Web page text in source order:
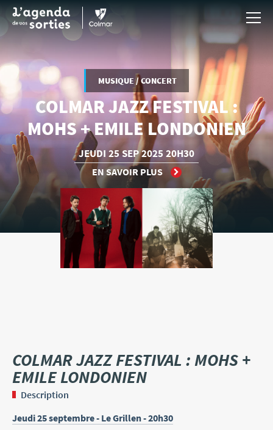
Aller au contenu principal
MUSIQUE / CONCERT
COLMAR JAZZ FESTIVAL :
MOHS + EMILE LONDONIEN
JEUDI25 SEP2025 20H30
EN SAVOIR PLUS
COLMAR JAZZ FESTIVAL : MOHS +
EMILE LONDONIEN
Description
Jeudi 25 septembre - Le Grillen - 20h30